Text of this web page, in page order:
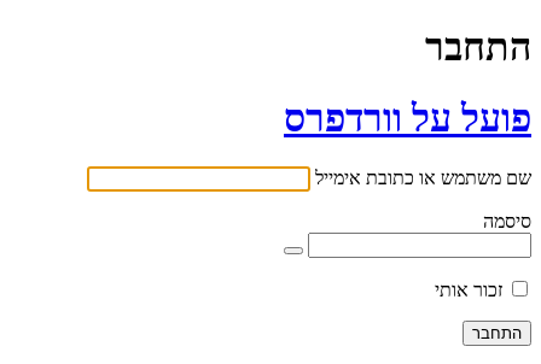
התחבר
פועל על וורדפרס
שם משתמש או כתובת אימייל
סיסמה
זכור אותי